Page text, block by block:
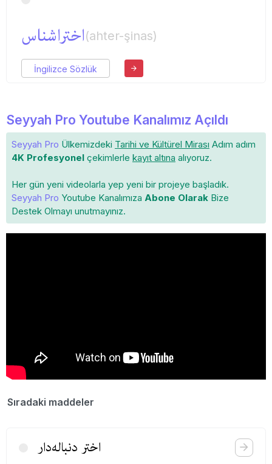
اختراشناس(ahter-şinas)
İngilizce Sözlük
Seyyah Pro Youtube Kanalımız Açıldı
Seyyah Pro Ülkemizdeki Tarihi ve Kültürel Mirası Adım adım
4K Profesyonel çekimlerle kayıt altına alıyoruz.
Her gün yeni videolarla yep yeni bir projeye başladık.
Seyyah Pro Youtube Kanalımıza Abone Olarak Bize
Destek Olmayı unutmayınız.
Sıradaki maddeler
اختر دنباله‌دار